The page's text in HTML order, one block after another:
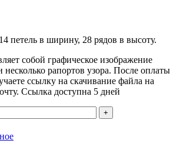
петель в ширину, 28 рядов в высоту.
собой графическое изображение
несколько рапортов узора. После оплаты
ссылку на скачивание файла на
Ссылка доступна 5 дней